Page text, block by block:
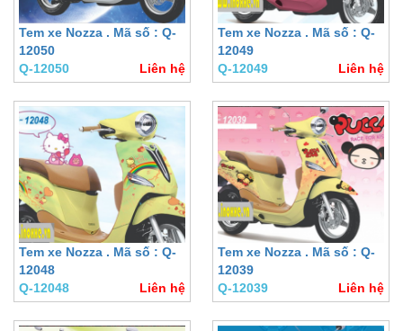
Tem xe Nozza . Mã số : Q-
12050
Q-12050
Liên hệ
Tem xe Nozza . Mã số : Q-
12049
Q-12049
Liên hệ
Tem xe Nozza . Mã số : Q-
12048
Q-12048
Liên hệ
Tem xe Nozza . Mã số : Q-
12039
Q-12039
Liên hệ